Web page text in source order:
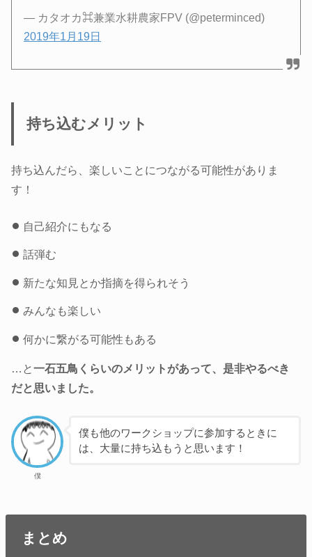
— カタオカ⌘兼業水耕農家FPV (@peterminced)
2019年1月19日
持ち込むメリット
持ち込んだら、楽しいことにつながる可能性がありま
す！
自己紹介にもなる
話弾む
新たな知見とか指摘を得られそう
みんなも楽しい
何かに繋がる可能性もある
…と一石五鳥くらいのメリットがあって、是非やるべき
だと思いました。
僕
僕も他のワークショップに参加するときに
は、大量に持ち込もうと思います！
まとめ